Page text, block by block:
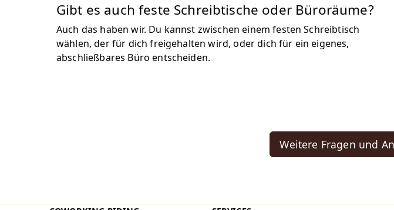
Gibt es auch feste Schreibtische oder Büroräume?
Auch das haben wir. Du kannst zwischen einem festen Schreibtisch
wählen, der für dich freigehalten wird, oder dich für ein eigenes,
abschließbares Büro entscheiden.
Weitere Fragen und